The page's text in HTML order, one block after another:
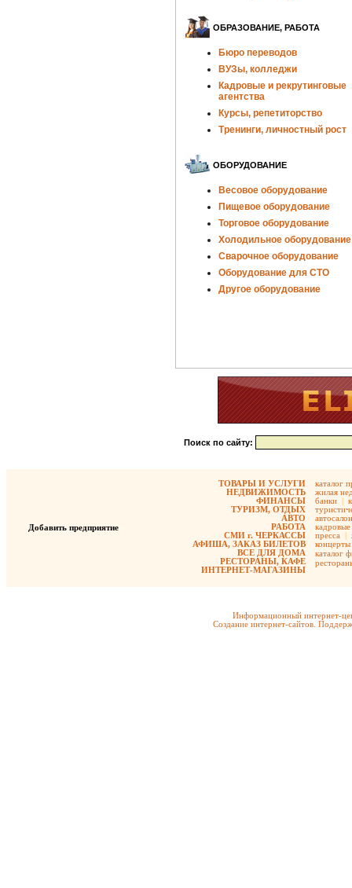
ОБРАЗОВАНИЕ, РАБОТА
Бюро переводов
ВУЗы, колледжи
Кадровые и рекрутинговые
агентства
Курсы, репетиторство
Тренинги, личностный рост
ОБОРУДОВАНИЕ
Весовое оборудование
Пищевое оборудование
Торговое оборудование
Холодильное оборудование
Сварочное оборудование
Оборудование для СТО
Другое оборудование
Поиск по сайту:
Добавить предприятие
ТОВАРЫ И УСЛУГИ
НЕДВИЖИМОСТЬ
ФИНАНСЫ
ТУРИЗМ, ОТДЫХ
АВТО
РАБОТА
СМИ г. ЧЕРКАССЫ
АФИША, ЗАКАЗ БИЛЕТОВ
ВСЕ ДЛЯ ДОМА
РЕСТОРАНЫ, КАФЕ
ИНТЕРНЕТ-МАГАЗИНЫ
каталог
жилая
банки |
кадровые
пресса |
концерты
каталог
Информационный интернет-
Создание интернет-сайтов.